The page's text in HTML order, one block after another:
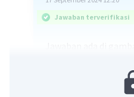
Jawaban terverifikasi